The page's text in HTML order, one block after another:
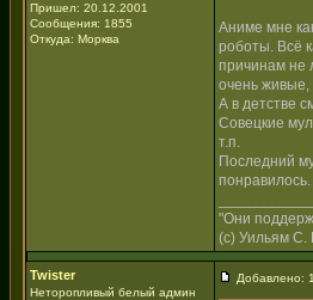
Пришел: 20.12.2001
Сообщения: 1855
Откуда: Морква
Аниме мне
роботы. Всё
причинам не
очень
А в детстве
Совецкие
т.п.
Последний
понравилось.
"Они
(с) Уильям С.
Twister
Неторопливый белый админ
Добавлено: